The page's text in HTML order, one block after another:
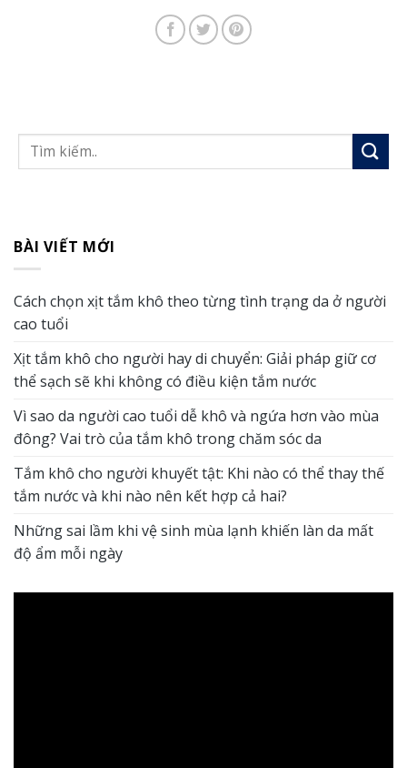
BÀI VIẾT MỚI
Cách chọn xịt tắm khô theo từng tình trạng da ở người
cao tuổi
Xịt tắm khô cho người hay di chuyển: Giải pháp giữ cơ
thể sạch sẽ khi không có điều kiện tắm nước
Vì sao da người cao tuổi dễ khô và ngứa hơn vào mùa
đông? Vai trò của tắm khô trong chăm sóc da
Tắm khô cho người khuyết tật: Khi nào có thể thay thế
tắm nước và khi nào nên kết hợp cả hai?
Những sai lầm khi vệ sinh mùa lạnh khiến làn da mất
độ ẩm mỗi ngày